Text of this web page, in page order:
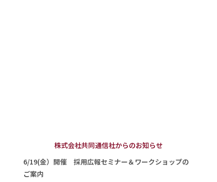
株式会社共同通信社からのお知らせ
6/19(金）開催 採用広報セミナー＆ワークショップの
ご案内